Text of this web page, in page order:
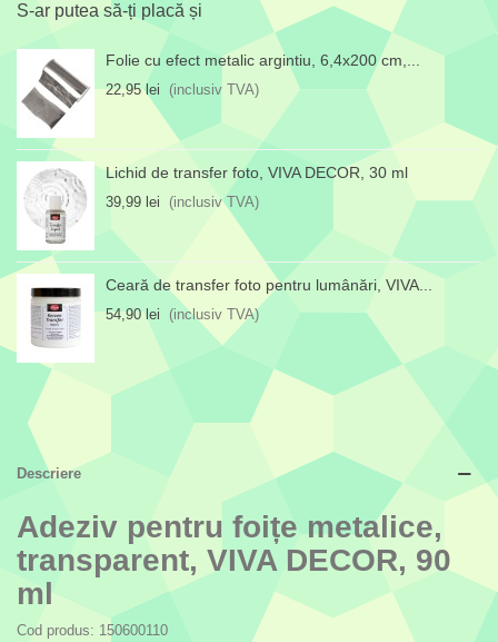
S-ar putea să-ți placă și
Folie cu efect metalic argintiu, 6,4x200 cm,...
22,95 lei (inclusiv TVA)
Lichid de transfer foto, VIVA DECOR, 30 ml
39,99 lei (inclusiv TVA)
Ceară de transfer foto pentru lumânări, VIVA...
54,90 lei (inclusiv TVA)
Descriere
Adeziv pentru foițe metalice,
transparent, VIVA DECOR, 90
ml
Cod produs: 150600110